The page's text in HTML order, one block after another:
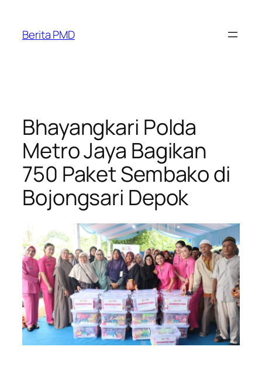
content
Berita PMD
Bhayangkari Polda
Metro Jaya Bagikan
750 Paket Sembako di
Bojongsari Depok